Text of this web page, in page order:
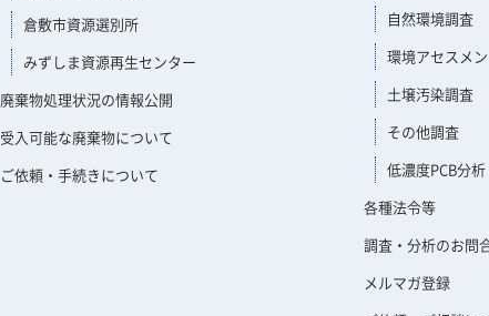
倉敷市資源選別所
みずしま資源再生センター
廃棄物処理状況の情報公開
受入可能な廃棄物について
ご依頼・手続きについて
自然環境調査
環境アセスメ
土壌汚染調査
その他調査
低濃度PCB分析
各種法令等
調査・分析のお問
メルマガ登録